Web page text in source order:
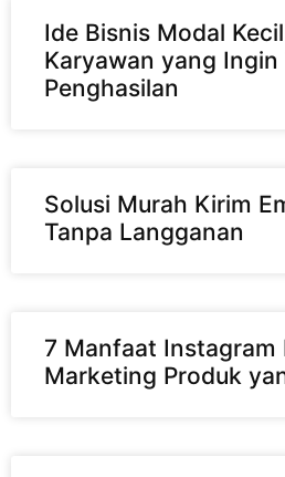
Ide Bisnis Modal
Karyawan yang Ingin
Penghasilan
Solusi Murah Kirim
Tanpa Langganan
7 Manfaat Instagram
Marketing Produk